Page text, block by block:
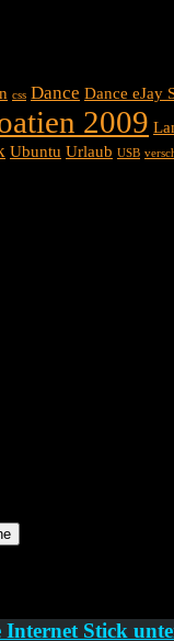
css Dance Dance eJay
2009
Ubuntu Urlaub USB
Stick